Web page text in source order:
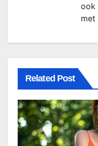
ook
met
Related Post